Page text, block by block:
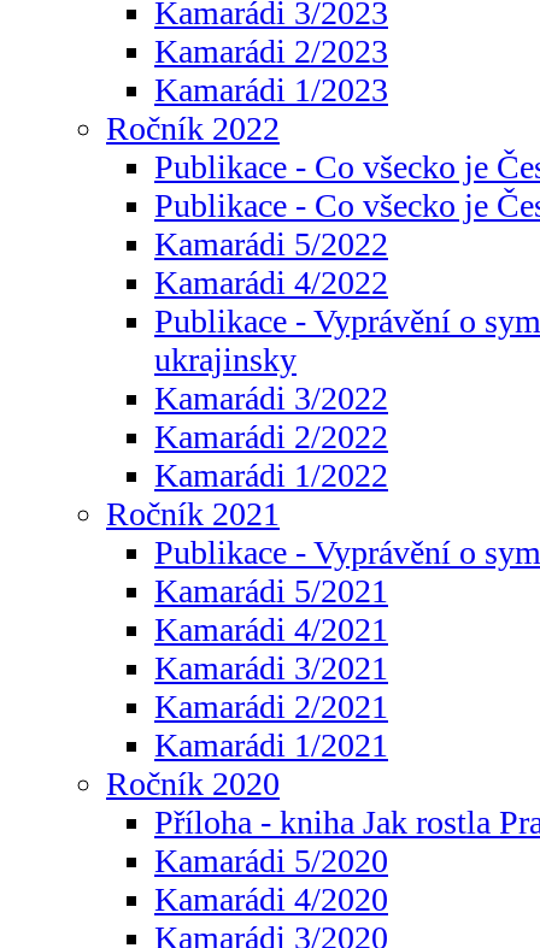
Kamarádi 3/2023
Kamarádi 2/2023
Kamarádi 1/2023
Ročník 2022
Publikace - Co všecko je
Publikace - Co všecko je
Kamarádi 5/2022
Kamarádi 4/2022
Publikace - Vyprávění o
ukrajinsky
Kamarádi 3/2022
Kamarádi 2/2022
Kamarádi 1/2022
Ročník 2021
Publikace - Vyprávění o
Kamarádi 5/2021
Kamarádi 4/2021
Kamarádi 3/2021
Kamarádi 2/2021
Kamarádi 1/2021
Ročník 2020
Příloha - kniha Jak rostla
Kamarádi 5/2020
Kamarádi 4/2020
Kamarádi 3/2020